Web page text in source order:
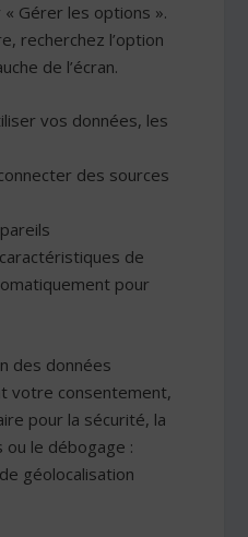
Gérer les options ».
recherchez l’option
de l’écran.
vos données, les
des sources
de
pour
des données
votre consentement,
pour la sécurité, la
le débogage :
géolocalisation